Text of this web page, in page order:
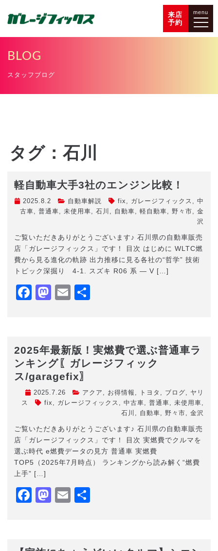
来店
予約
menu
BLOG
スタッフブログ
タグ：石川
軽自動車大手3社のエンジン比較！
2025.8.2 自動車解説 fix , ガレージフィックス , 中
古車, 普通車, 未使用車, 石川 , 自動車, 軽自動車, 野々市, 金
沢
ご覧いただきありがとうございます♪ 石川県の自動車販売
店「ガレージフィックス」です！ 目次 はじめに WLTC燃
費から見る進化の軌跡 出力推移に見る各社の“哲学” 技術
トピック深掘り 4-1. スズキ R06 系 ― V […]
Facebook
Mastodon
Email
2025年最新版！実燃費で選ぶ普通車ラ
ンキング〖ガレージフィック
ス/garagefix〗
2025.7.26 アクア , お得情報 , トヨタ , ブログ, ヤリ
ス
fix , ガレージフィックス , 中古車, 普通車, 未使用車,
石川 , 自動車, 野々市, 金沢
ご覧いただきありがとうございます♪ 石川県の自動車販売
店「ガレージフィックス」です！ 目次 実燃費でクルマを
選ぶ時代 e燃費データの見方 普通車 実燃費
TOP5（2025年7月時点） ランキングから読み解く“燃費
上手” […]
Facebook
Mastodon
Email